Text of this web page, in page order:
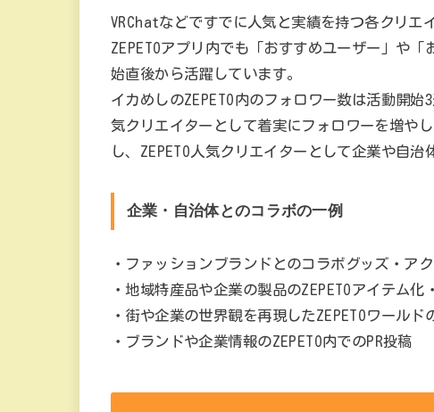
VRChatなどですでに人気と実績を持つ各クリエ
ZEPETOアプリ内でも「おすすめユーザー」や
始直後から活躍しています。
イカめしのZEPETO内のフォロワー数は活動開
気クリエイターとして着実にフォロワーを増や
し、ZEPETO人気クリエイターとして企業や自
企業・自治体とのコラボの一例
・ファッションブランドとのコラボグッズ・ア
・地域特産品や企業の製品のZEPETOアイテム化
・街や企業の世界観を再現したZEPETOワールド
・ブランドや企業情報のZEPETO内でのPR投稿